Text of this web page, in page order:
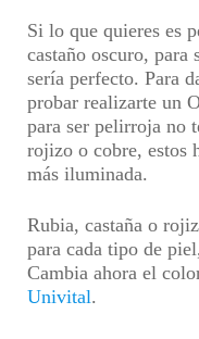
Si lo que quieres es
castaño oscuro,
sería perfecto. Para
probar realizarte un
para ser pelirroja no
rojizo o cobre, estos
más iluminada.
Rubia, castaña o
para cada tipo de
Cambia ahora el
Univital.